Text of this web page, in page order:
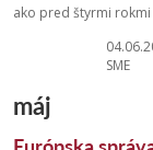
ako pred štyrmi rokmi
SME
máj